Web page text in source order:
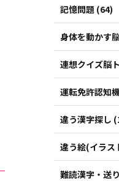
記憶問題 (64)
身体を動かす
連想クイズ脳
運転免許認知
違う漢字探し
違う絵(イラス
難読漢字・送